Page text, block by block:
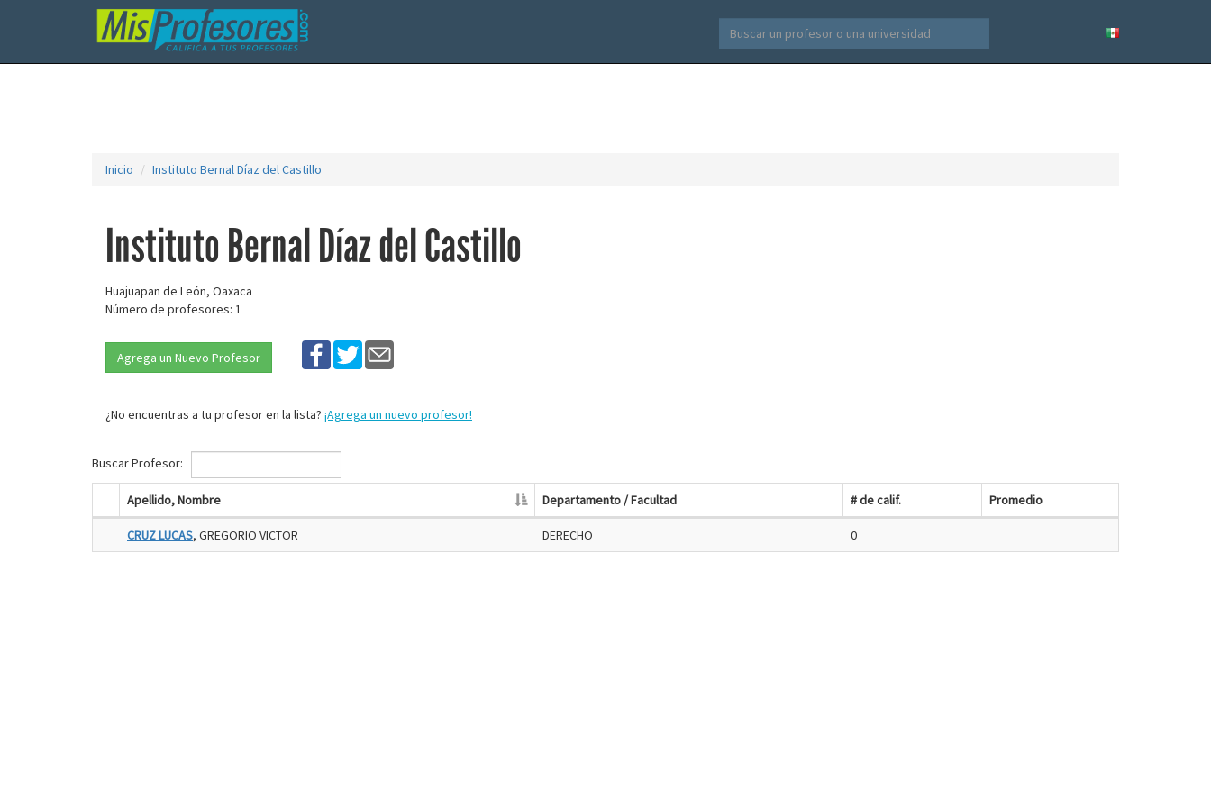
Inicio Instituto Bernal Díaz del Castillo
Instituto Bernal Díaz del Castillo
Huajuapan de León, Oaxaca
Número de profesores: 1
Agrega un Nuevo Profesor
¿No encuentras a tu profesor en la lista? ¡Agrega un nuevo profesor!
Buscar Profesor:
Apellido, Nombre Departamento / Facultad # de calif. Promedio
CRUZ LUCAS, GREGORIO VICTOR DERECHO 0